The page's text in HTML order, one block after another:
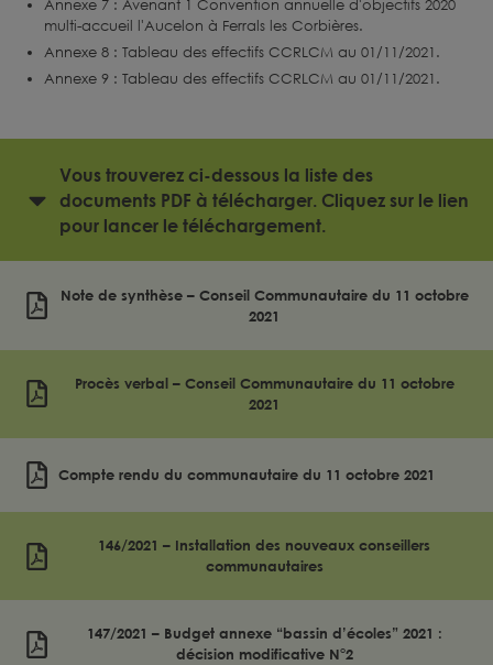
Annexe 7 : Avenant 1 Convention annuelle d'objectifs 2020
multi-accueil l'Aucelon à Ferrals les Corbières.
Annexe 8 : Tableau des effectifs CCRLCM au 01/11/2021.
Annexe 9 : Tableau des effectifs CCRLCM au 01/11/2021.
Vous trouverez ci-dessous la liste des
documents PDF à télécharger. Cliquez sur le lien
pour lancer le téléchargement.
Note de synthèse – Conseil Communautaire du 11 octobre
2021
Procès verbal – Conseil Communautaire du 11 octobre
2021
Compte rendu du communautaire du 11 octobre 2021
146/2021 – Installation des nouveaux conseillers
communautaires
147/2021 – Budget annexe “bassin d’écoles” 2021 :
décision modificative N°2